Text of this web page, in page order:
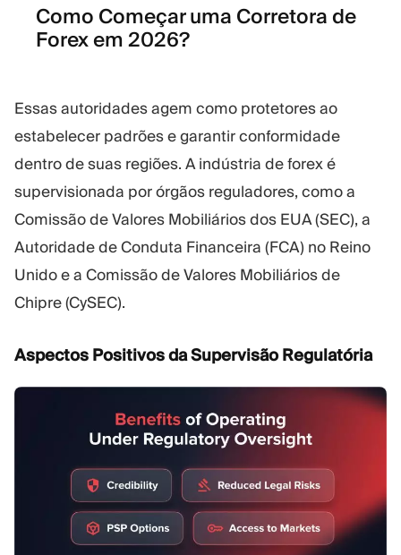
Como Começar uma Corretora de
Forex em 2026?
Essas autoridades agem como protetores ao
estabelecer padrões e garantir conformidade
dentro de suas regiões. A indústria de forex é
supervisionada por órgãos reguladores, como a
Comissão de Valores Mobiliários dos EUA (SEC), a
Autoridade de Conduta Financeira (FCA) no Reino
Unido e a Comissão de Valores Mobiliários de
Chipre (CySEC).
Aspectos Positivos da Supervisão Regulatória